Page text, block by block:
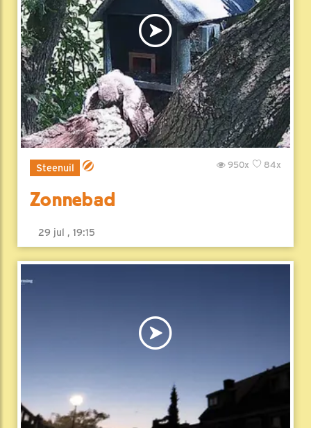
Steenuil 84x
950x
Zonnebad
29 jul , 19:15